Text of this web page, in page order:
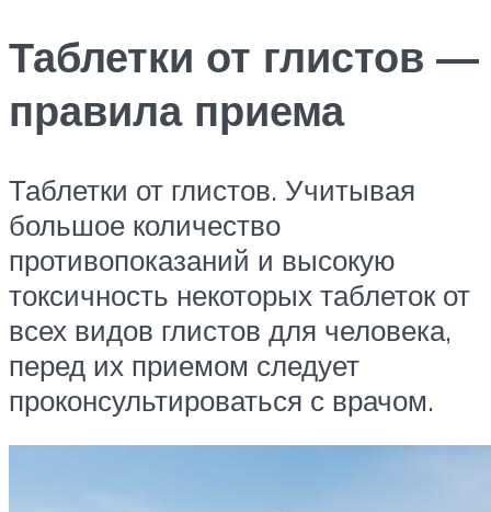
Таблетки от глистов —
правила приема
Таблетки от глистов. Учитывая
большое количество
противопоказаний и высокую
токсичность некоторых таблеток от
всех видов глистов для человека,
перед их приемом следует
проконсультироваться с врачом.